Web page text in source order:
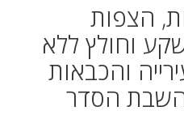
הצפות
וחולץ ללא
והכבאות
הסדר